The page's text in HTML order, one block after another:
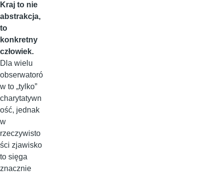
Kraj to nie
abstrakcja,
to
konkretny
człowiek.
Dla wielu
obserwatoró
w to „tylko”
charytatywn
ość, jednak
w
rzeczywisto
ści zjawisko
to sięga
znacznie